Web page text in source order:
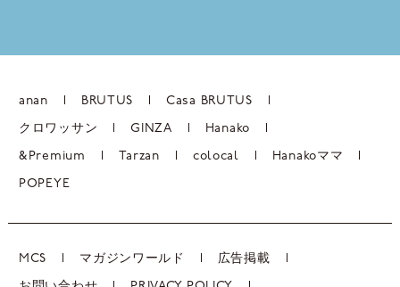
anan BRUTUS Casa BRUTUS
クロワッサン GINZA Hanako
&Premium Tarzan colocal Hanakoママ
POPEYE
MCS マガジンワールド 広告掲載